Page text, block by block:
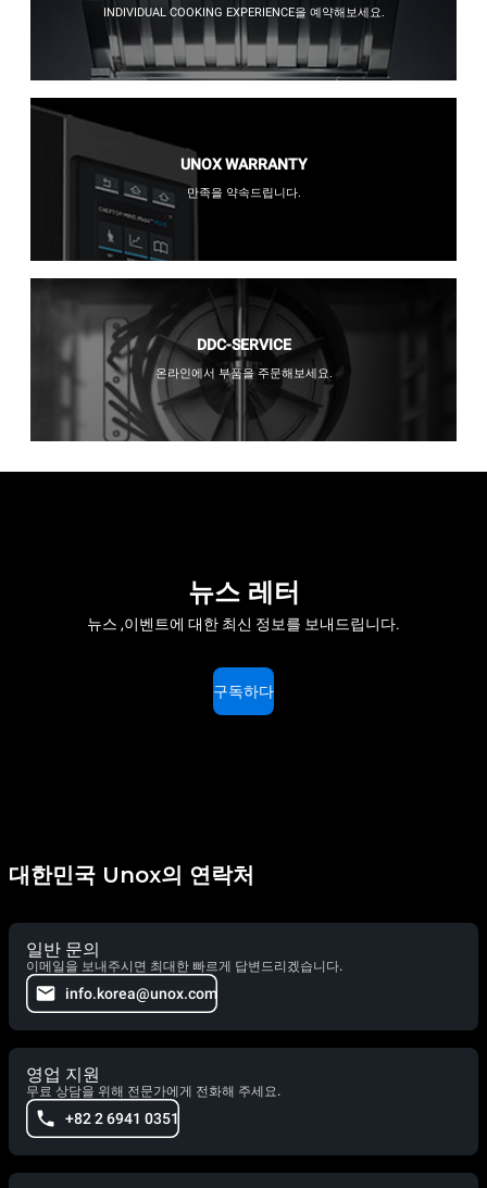
INDIVIDUAL COOKING EXPERIENCE을 예약해보세요.
UNOX WARRANTY
만족을 약속드립니다.
DDC-SERVICE
온라인에서 부품을 주문해보세요.
뉴스 레터
뉴스 ,이벤트에 대한 최신 정보를 보내드립니다.
구독하다
대한민국 Unox의 연락처
일반 문의
이메일을 보내주시면 최대한 빠르게 답변드리겠습니다.
info.korea@unox.com
영업 지원
무료 상담을 위해 전문가에게 전화해 주세요.
+82 2 6941 0351